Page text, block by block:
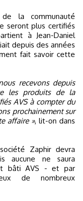
seront plus certifiés
à Jean-Daniel
depuis des années
fait savoir cette
recevons depuis
les produits de la
AVS à compter du
prochainement sur
affaire », lit-on dans
Zaphir devra
aucune ne saura
bâti AVS - et par
de nombreux